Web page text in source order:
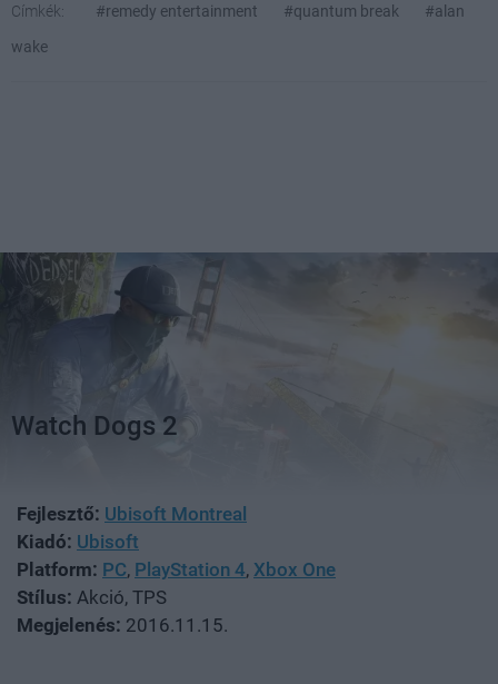
Címkék: #remedy entertainment #quantum break
#alan
wake
Watch Dogs 2
Fejlesztő: Ubisoft Montreal
Kiadó: Ubisoft
Platform: PC, PlayStation 4, Xbox One
Stílus: Akció, TPS
Megjelenés: 2016.11.15.